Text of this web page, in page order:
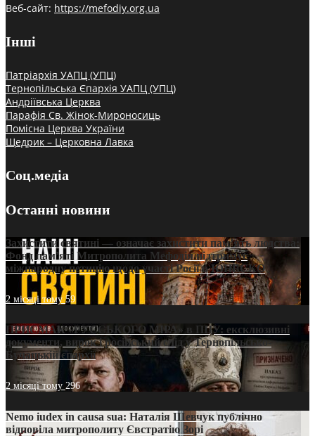
Веб-сайт: https://mefodiy.org.ua
Інші
Патріархія УАПЦ (УПЦ)
Тернопільська Єпархія УАПЦ (УПЦ)
Андріївська Церква
Парафія Св. Жінок-Мироносиць
Помісна Церква України
Щедрик – Церковна Лавка
Соц.медіа
Останні новини
Захистити святині — означає захистити пам’ять людства:
Фонд пам’яті Митрополита Мефодія підтримує
міжнародну петицію щодо участі Росії в ЮНЕСКО
2 місяці тому59
ПРИСМАК «РУССЬКОГО МІРА» в ПЦУ: ексклюзивні
документи, вирок і російський слід у Тернопільсько-
Бучацькій єпархії
2 місяці тому 296
Nemo iudex in causa sua: Наталія Шевчук публічно
відповіла митрополиту Євстратію Зорі